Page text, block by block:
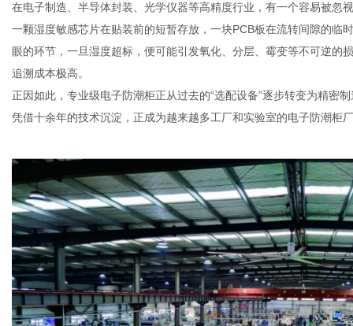
在电子制造、半导体封装、光学仪器等高精度行业，有一个容易被
一颗湿度敏感芯片在贴装前的短暂存放，一块PCB板在流转间隙的临
眼的环节，一旦湿度超标，便可能引发氧化、分层、霉变等不可逆的
追溯成本极高。
正因如此，专业级电子防潮柜正从过去的“选配设备”逐步转变为精密
凭借十余年的技术沉淀，正成为越来越多工厂和实验室的电子防潮柜